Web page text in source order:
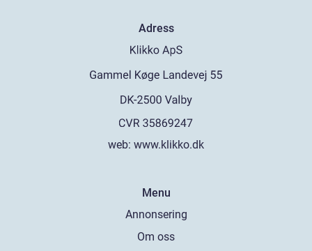
Adress
web: www.klikko.dk
Menu
Annonsering
Om oss